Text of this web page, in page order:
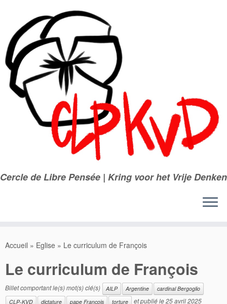
contenu
Cercle de Libre Pensée | Kring voor het Vrije Denken
Accueil » Eglise » Le curriculum de François
Le curriculum de François
Billet comportant le(s) mot(s) clé(s) AILP Argentine
cardinal Bergoglio
CLP-KVD
dictature pape François torture et publié le25 avril 2025